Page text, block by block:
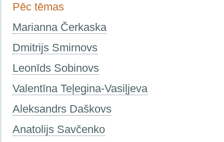
Pēc tēmas
Marianna Čerkaska
Dmitrijs Smirnovs
Leonīds Sobinovs
Valentīna Teļegina-Vasiļjeva
Aleksandrs Daškovs
Anatolijs Savčenko